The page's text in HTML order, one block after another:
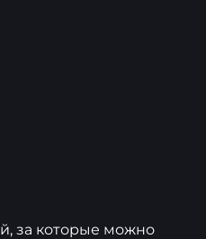
за которые можно